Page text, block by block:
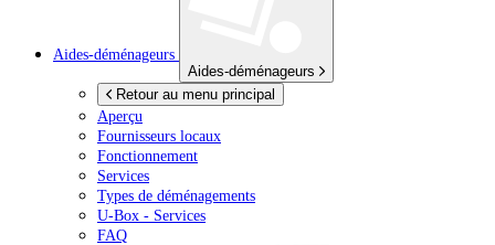
Aides-déménageurs
Aides-déménageurs
Retour au menu principal
Aperçu
Fournisseurs locaux
Fonctionnement
Services
Types de déménagements
U-Box - Services
FAQ